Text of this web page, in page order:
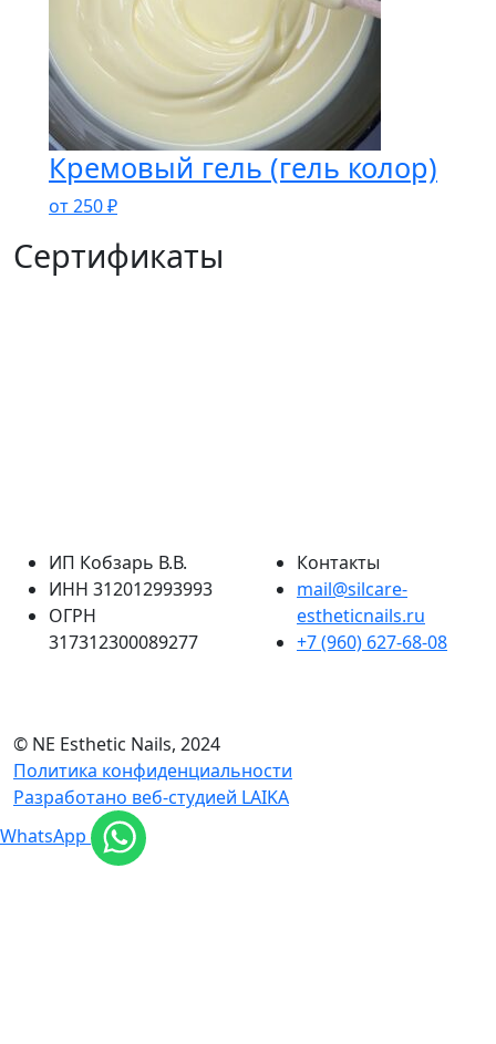
Кремовый гель (гель колор)
от250₽
Сертификаты
ИП Кобзарь В.В.
ИНН 312012993993
ОГРН
317312300089277
Контакты
mail@silcare-
estheticnails.ru
+7 (960) 627-68-08
© NE Esthetic Nails, 2024
Политика конфиденциальности
Разработано веб-студией LAIKA
WhatsApp